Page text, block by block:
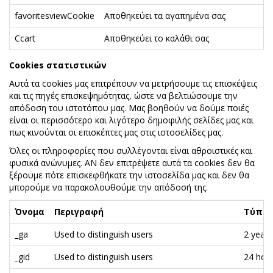
favoritesviewCookie
Αποθηκεύει τα αγαπημένα σας
Ccart
Αποθηκεύει το καλάθι σας
Cookies στατιστικών
Αυτά τα cookies μας επιτρέπουν να μετρήσουμε τις επισκέψεις
και τις πηγές επισκεψημότητας, ώστε να βελτιώσουμε την
απόδοση του ιστοτόπου μας. Μας βοηθούν να δούμε ποιές
είναι οι περισσότερο και λιγότερο δημοφιλής σελίδες μας και
πως κινούνται οι επισκέπτες μας στις ιστοσελίδες μας.
Όλες οι πληροφορίες που συλλέγονται είναι αθροιστικές και
φυσικά ανώνυμες. ΑΝ δεν επιτρέψετε αυτά τα cookies δεν θα
ξέρουμε πότε επισκεφθήκατε την ιστοσελίδα μας και δεν θα
μπορούμε να παρακολουθούμε την απόδοσή της.
Όνομα Περιγραφή
Τύπος
_ga
Used to distinguish users
2
_gid
Used to distinguish users
24